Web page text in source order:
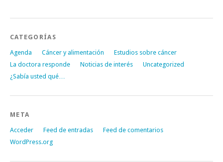
CATEGORÍAS
Agenda Cáncer y alimentación
Estudios sobre cáncer
La doctora responde
Noticias de interés
Uncategorized
¿Sabía usted qué…
META
Acceder Feed de entradas
Feed de comentarios
WordPress.org